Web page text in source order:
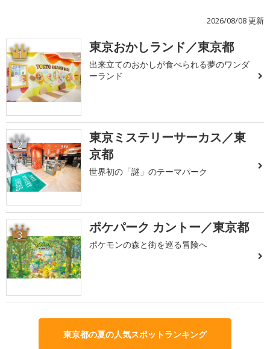
2026/08/08 更新
1 東京おかしランド／東京都
出来立てのおかしが食べられる夢のワンダ
ーランド
2
東京ミステリーサーカス／東
京都
世界初の「謎」のテーマパーク
3 ポケパーク カントー／東京都
ポケモンの森と街を巡る冒険へ
東京都の夏の人気スポットランキング